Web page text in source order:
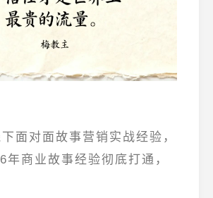
面对面故事营销实战经验，
年商业故事经验彻底打通，